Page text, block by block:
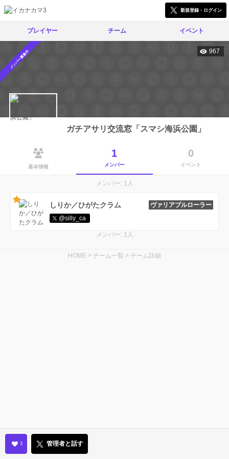
新規登録・ログイン
プレイヤー チーム イベント
メンバー募集中 967
ガチアサリ交流窓「スマシ海浜公園」
基本情報
1
メンバー
0
イベント
メンバー: 1人
しりか／ひがたクラム
ヴァリアブルローラー
@silly_ca
メンバー: 1人
HOME > チーム一覧 > チーム詳細
3 管理者と話す